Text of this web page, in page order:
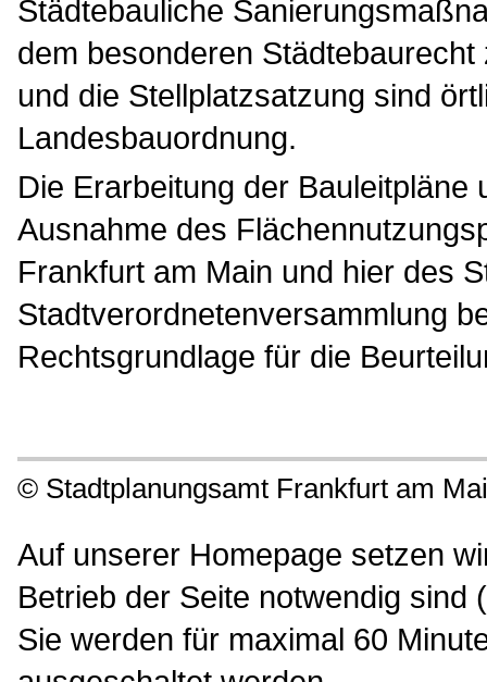
Baufreiheit. Die Planungshoheit
Rahmen der kommunalen
städtebauliche Entwicklung über
Satzungen bestimmen. Hierzu
Flächennutzungsplan
Bebauungspläne
Städtebauliche
Städtebauliche
Gestaltungsatzungen
Stellplatzsatzung
Der Flächennutzungsplan und
Bauleitplänen. Die
Städtebauliche